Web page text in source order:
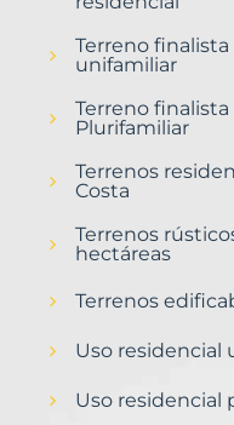
Terreno
unifamiliar
Terreno
Plurifamiliar
Terrenos
Costa
Terrenos
hectáreas
Terrenos
Uso residencial
Uso residencial